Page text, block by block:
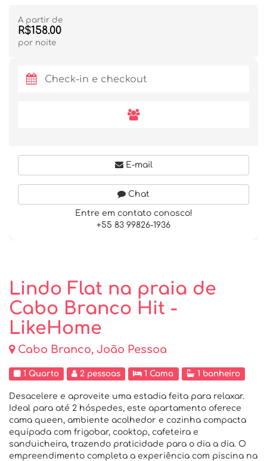
Lindo Flat na praia de
Cabo Branco Hit -
LikeHome
Cabo Branco, João Pessoa
1 Quarto 2 pessoas 1 Cama 1 banheiro
Desacelere e aproveite uma estadia feita para relaxar.
Ideal para até 2 hóspedes, este apartamento oferece
cama queen, ambiente acolhedor e cozinha compacta
equipada com frigobar, cooktop, cafeteira e
sanduicheira, trazendo praticidade para o dia a dia. O
empreendimento completa a experiência com piscina na
A partir de
R$158.00
por noite
E-mail
Chat
Entre em contato conosco!
+55 83 99826-1936